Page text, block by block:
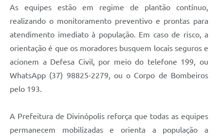
As equipes estão em regime de plantão contínuo,
realizando o monitoramento preventivo e prontas para
atendimento imediato à população. Em caso de risco, a
orientação é que os moradores busquem locais seguros e
acionem a Defesa Civil, por meio do telefone 199, ou
WhatsApp (37) 98825-2279, ou o Corpo de Bombeiros
pelo 193.
A Prefeitura de Divinópolis reforça que todas as equipes
permanecem mobilizadas e orienta a população a